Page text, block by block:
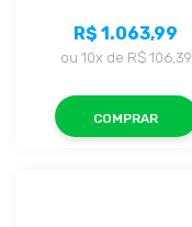
R$ 1.063,99
ou 10x de R$ 106,39
COMPRAR